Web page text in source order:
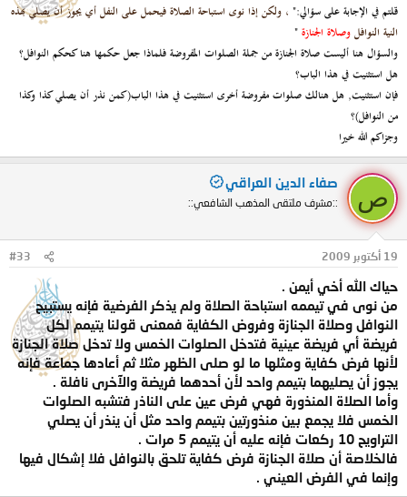
قلتم في الإجابة على سؤالي:" ، ولكن إذا نوى استباحة الصلاة فيحمل على النفل أي يجوز أن يصلي بهذه
النية النوافلوصلاة الجنازة"
والسؤال هنا أليست صلاة الجنازة من جملة الصلوات المفروضة فلماذا جعل حكمها هنا كحكم النوافل؟
هل استثنيت في هذا الباب؟
فإن استثنيت, هل هنالك صلوات مفروضة أخرى استثنيت في هذا الباب(كمن نذر أن يصلي كذا وكذا
من النوافل)؟
وجزاكم الله خيرا
ص
صفاء الدين العراقي
::مشرف ملتقى المذهب الشافعي::
19 أكتوبر 2009 #33
حياك الله أخي أيمن .
من نوى في تيممه استباحة الصلاة ولم يذكر الفرضية فإنه يستبيح
النوافل وصلاة الجنازة وفروض الكفاية فمعنى قولنا يتيمم لكل
فريضة أي فريضة عينية فتدخل الصلوات الخمس ولا تدخل صلاة الجنازة
لأنها فرض كفاية ومثلها ما لو صلى الظهر مثلا ثم أعادها جماعة فإنه
يجوز أن يصليهما بتيمم واحد لأن أحدهما فريضة والآخرى نافلة .
وأما الصلاة المنذورة فهي فرض عين على الناذر فتشبه الصلوات
الخمس فلا يجمع بين منذورتين بتيمم واحد مثل أن ينذر أن يصلي
التراويح 10 ركعات فإنه عليه أن يتيمم 5 مرات .
فالخلاصة أن صلاة الجنازة فرض كفاية تلحق بالنوافل فلا إشكال فيها
وإنما في الفرض العيني .